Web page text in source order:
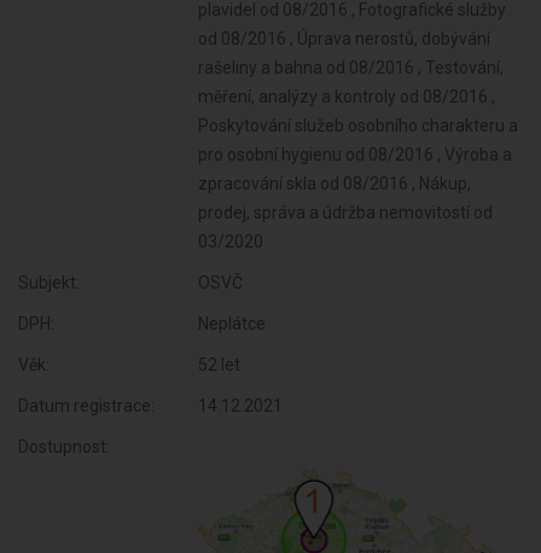
Subjekt: OSVČ
DPH: Neplátce
Věk: 52 let
Datum registrace: 14.12.2021
Dostupnost: